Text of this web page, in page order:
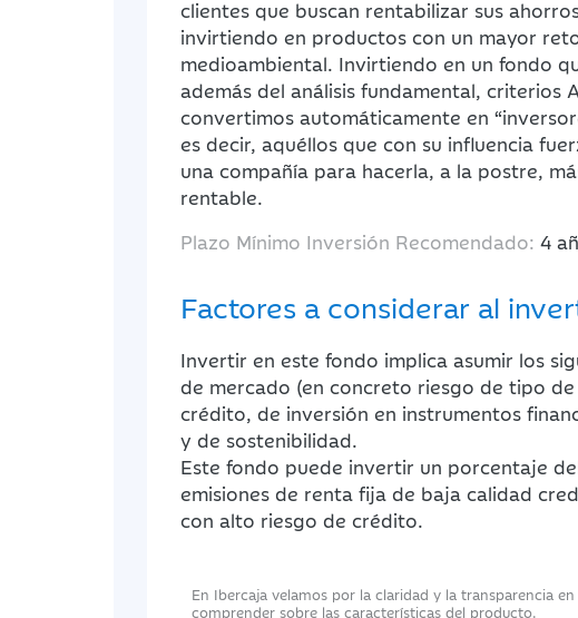
clientes que buscan rentabilizar sus
invirtiendo en productos con un mayor
medioambiental. Invirtiendo en un fondo
además del análisis fundamental, criterios
convertimos automáticamente en
es decir, aquéllos que con su influencia
una compañía para hacerla, a la postre,
rentable.
Plazo Mínimo Inversión Recomendado: 4
Factores a considerar al
Invertir en este fondo implica asumir los
de mercado (en concreto riesgo de tipo
crédito, de inversión en instrumentos
y de sostenibilidad.
Este fondo puede invertir un porcentaje
emisiones de renta fija de baja calidad
con alto riesgo de crédito.
En Ibercaja velamos por la claridad y la transparencia
comprender sobre las características del producto.